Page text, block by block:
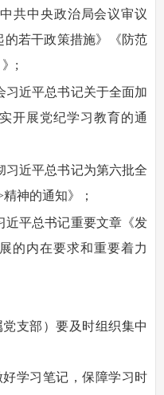
共中央政治局会议审议
的若干政策措施》《防范
;
习近平总书记关于全面加
开展党纪学习教育的通
习近平总书记为第六批全
神的通知》；
近平总书记重要文章《发
的内在要求和重要着力
支部）要及时组织集中
学习笔记，保障学习时